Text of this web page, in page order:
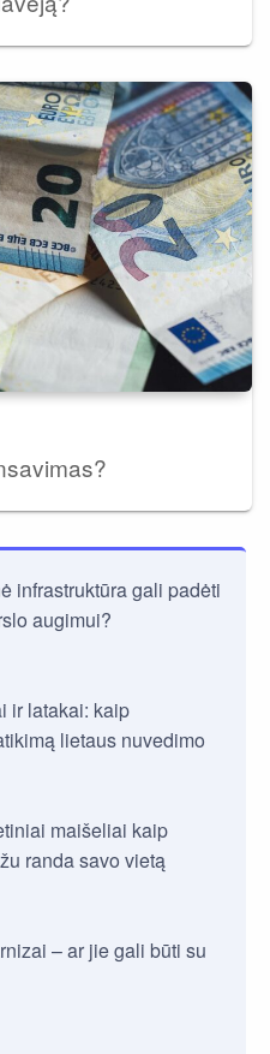
infrastruktūra gali padėti
augimui?
ir latakai: kaip
lietaus nuvedimo
maišeliai kaip
randa savo vietą
– ar jie gali būti su